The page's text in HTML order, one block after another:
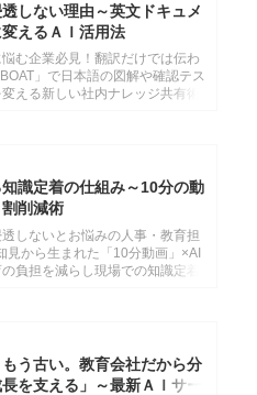
しない理由～英文ドキュメ
えるＡＩ活用法
む企業必見！翻訳だけでは伝わ
」で日本語の図解や確認テス
える新しい社内ナレッジ共有術
識定着の仕組み～10分の動
削減術
しないとお悩みの人事・教育担
見から生まれた「10分動画」×AI
負担を減らし現場での知識定着
う古い。教育会社だから分
を支える」～最新ＡＩサー